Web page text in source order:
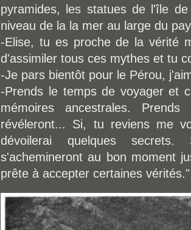
pyramides, les statues de l'île
niveau de la la mer au large du
-Elise, tu es proche de la vérité
d'assimiler tous ces mythes et tu
-Je pars bientôt pour le Pérou,
-Prends le temps de voyager et
mémoires ancestrales.
révéleront... Si, tu reviens me
dévoilerai quelques secrets.
s'achemineront au bon moment
prête à accepter certaines vérités."